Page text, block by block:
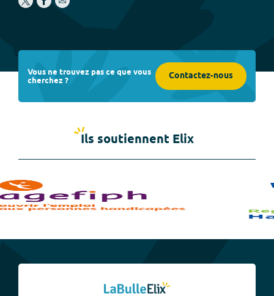
Vous ne trouvez pas ce que vous
cherchez ? Contactez-nous
Ils soutiennent Elix